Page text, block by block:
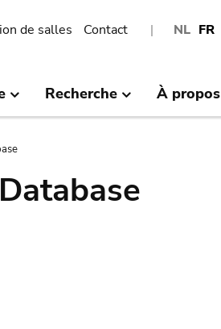
NL FR
de salles Contact
Recherche À propos